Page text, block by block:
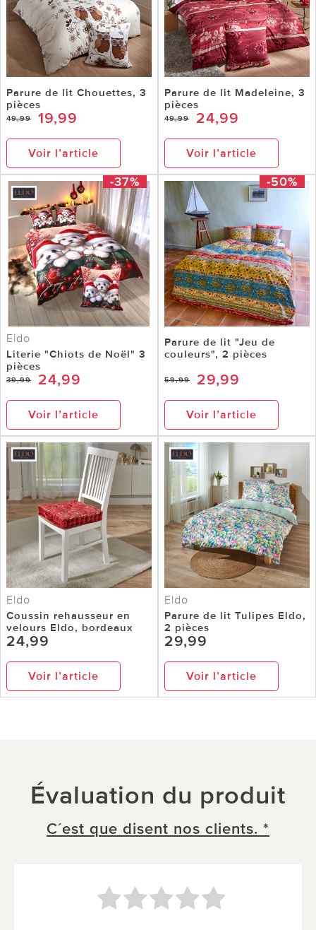
Parure de lit Chouettes, 3
pièces
49,99 19,99
Voir l’article
Parure de lit Madeleine, 3
pièces
49,99 24,99
Voir l’article
-37%
Eldo
Literie "Chiots de Noël" 3
pièces
39,99 24,99
Voir l’article
-50%
Parure de lit "Jeu de
couleurs", 2 pièces
59,99 29,99
Voir l’article
Eldo
Coussin rehausseur en
velours Eldo, bordeaux
24,99
Voir l’article
Eldo
Parure de lit Tulipes Eldo,
2 pièces
29,99
Voir l’article
Évaluation du produit
C´est que disent nos clients. *